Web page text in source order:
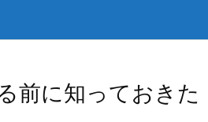
前に知っておきた